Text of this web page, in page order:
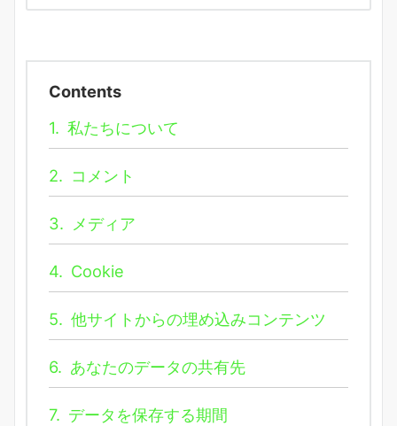
Contents
1. 私たちについて
2. コメント
3. メディア
4. Cookie
5. 他サイトからの埋め込みコンテンツ
6. あなたのデータの共有先
7. データを保存する期間